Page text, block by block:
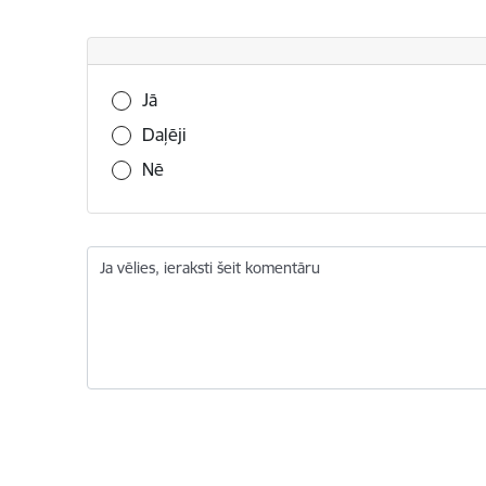
Vai šī informācija bija noderīga?
Jā
Daļēji
Nē
Ja vēlies, ieraksti šeit komentāru